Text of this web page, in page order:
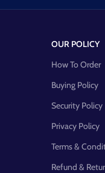
OUR POLICY
How To Order
Buying Policy
Security Policy
Privacy Policy
Terms &
Refund &